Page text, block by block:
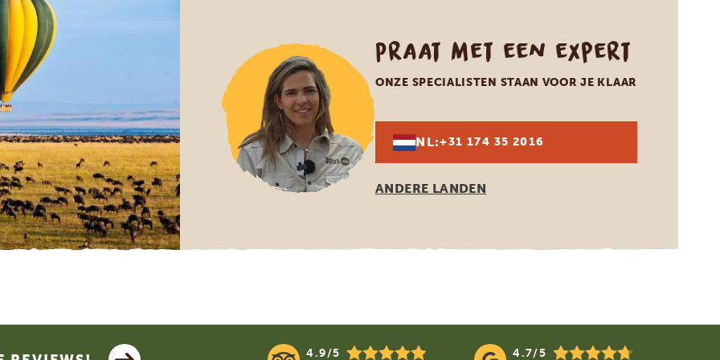
Praat met een expert
ONZE SPECIALISTEN STAAN VOOR JE KLAAR
NL:+31 174 35 2016
ANDERE LANDEN
4.9/5 4.7/5